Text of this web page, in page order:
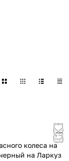
колеса на
дверные петли черный на Ларкуз